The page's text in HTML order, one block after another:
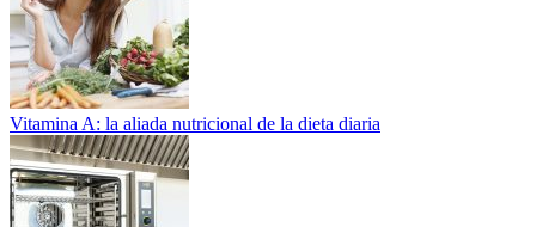
Vitamina A: la aliada nutricional de la dieta diaria